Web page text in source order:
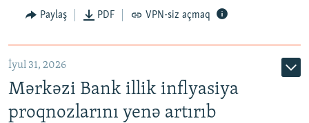
Paylaş PDF VPN-siz açmaq
İyul 31, 2026
Mərkəzi Bank illik inflyasiya
proqnozlarını yenə artırıb